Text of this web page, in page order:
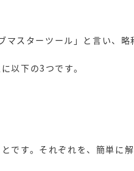
スターツール」と言い、略
以下の3つです。
です。それぞれを、簡単に